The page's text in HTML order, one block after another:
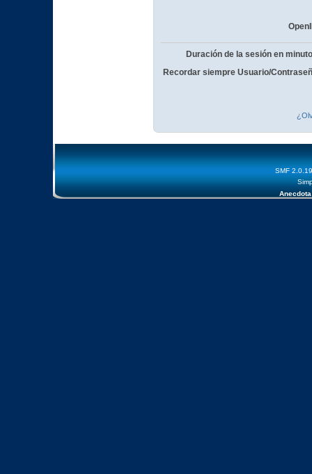
Duración de la sesión en
Recordar siempre Usuario/
SMF 2.0.19
Anecdota